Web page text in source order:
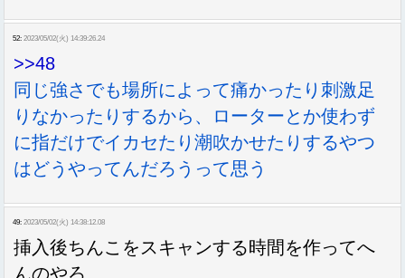
52: 2023/05/02(火) 14:39:26.24
>>48
同じ強さでも場所によって痛かったり刺激足
りなかったりするから、ローターとか使わず
に指だけでイカセたり潮吹かせたりするやつ
はどうやってんだろうって思う
49: 2023/05/02(火) 14:38:12.08
挿入後ちんこをスキャンする時間を作ってへ
んのやろ